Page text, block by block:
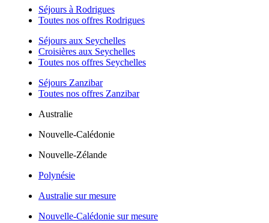
Séjours à Rodrigues
Toutes nos offres Rodrigues
Séjours aux Seychelles
Croisières aux Seychelles
Toutes nos offres Seychelles
Séjours Zanzibar
Toutes nos offres Zanzibar
Australie
Nouvelle-Calédonie
Nouvelle-Zélande
Polynésie
Australie sur mesure
Nouvelle-Calédonie sur mesure